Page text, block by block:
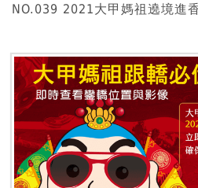
NO.039 2021大甲媽祖遶境進